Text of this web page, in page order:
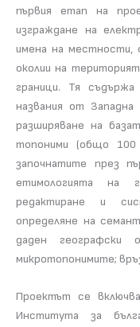
първия етап на
изграждане на
имена на
околии на
граници. Тя
названия от
разширяване на
топоними (общо 100
започнатите през
етимологията на
редактиране и
определяне на
даден географски
микротопонимите;
Проектът се
Института за